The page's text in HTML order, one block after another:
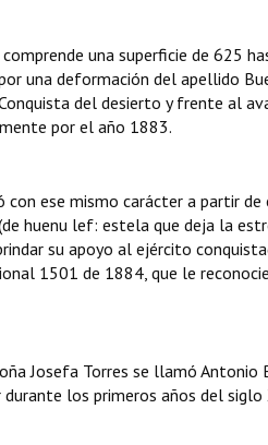
una superficie de 625
una deformación del apellido
del desierto y frente al
por el año 1883.
ese mismo carácter a partir
huenu lef: estela que deja la
su apoyo al ejército
1501 de 1884, que le
Josefa Torres se llamó
los primeros años del siglo